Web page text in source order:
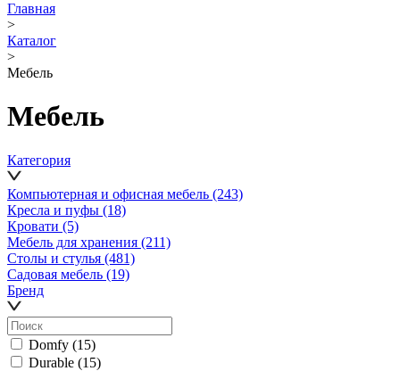
Главная
>
Каталог
>
Мебель
Мебель
Категория
Компьютерная и офисная мебель (243)
Кресла и пуфы (18)
Кровати (5)
Мебель для хранения (211)
Столы и стулья (481)
Садовая мебель (19)
Бренд
Domfy (15)
Durable (15)